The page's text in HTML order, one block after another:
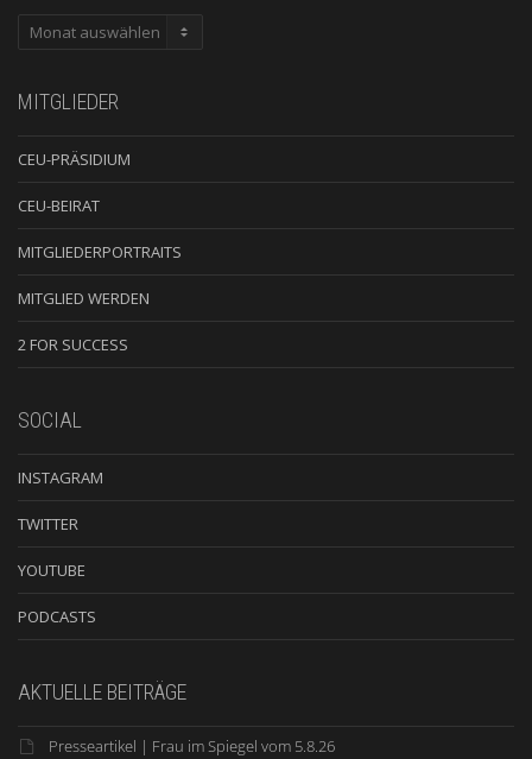
ARCHIV
MITGLIEDER
CEU-PRÄSIDIUM
CEU-BEIRAT
MITGLIEDERPORTRAITS
MITGLIED WERDEN
2 FOR SUCCESS
SOCIAL
INSTAGRAM
TWITTER
YOUTUBE
PODCASTS
AKTUELLE BEITRÄGE
Presseartikel | Frau im Spiegel vom 5.8.26